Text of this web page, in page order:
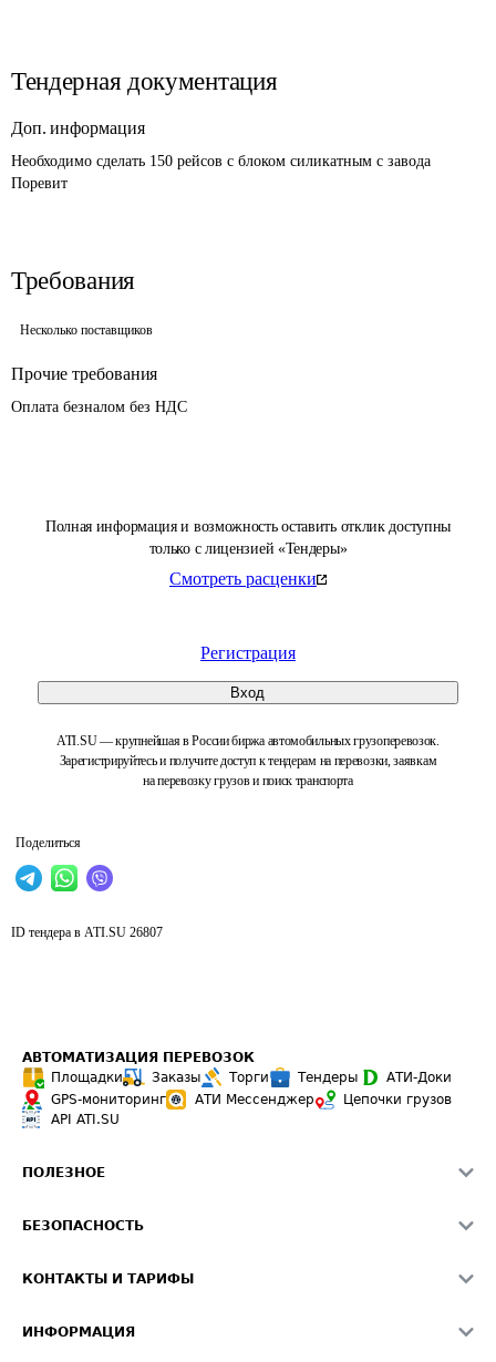
Полная информация и возможность оставить отклик доступны
только с лицензией «Тендеры»
Смотреть расценки
Регистрация
Вход
ATI.SU — крупнейшая в России биржа автомобильных грузоперевозок.
Зарегистрируйтесь и получите доступ к тендерам на перевозки, заявкам
на перевозку грузов и поиск транспорта
Поделиться
Тендерная документация
Доп. информация
Необходимо сделать 150 рейсов с блоком силикатным с завода
Поревит
Требования
Несколько поставщиков
Прочие требования
Оплата безналом без НДС
ID тендера в ATI.SU 26807
АВТОМАТИЗАЦИЯ ПЕРЕВОЗОК
Площадки
Заказы Торги Тендеры
АТИ-Доки
GPS-мониторинг
АТИ Мессенджер
Цепочки грузов
API ATI.SU
ПОЛЕЗНОЕ
Звезды ATI.SU на вашем сайте
Средние ставки
БЕЗОПАСНОСТЬ
Светофор+
КОНТАКТЫ И ТАРИФЫ
ИНФОРМАЦИЯ